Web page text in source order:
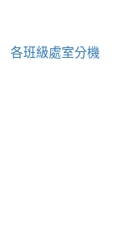
各班級處室分機